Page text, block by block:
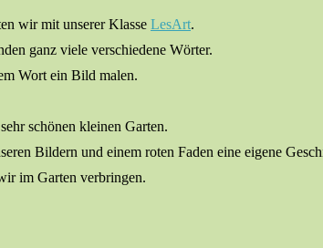
wir mit unserer Klasse LesArt.
ganz viele verschiedene Wörter.
Wort ein Bild malen.
schönen kleinen Garten.
Bildern und einem roten Faden eine eigene
im Garten verbringen.